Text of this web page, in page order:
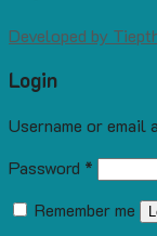
Developed by
Login
Username or email
Password *
Remember me